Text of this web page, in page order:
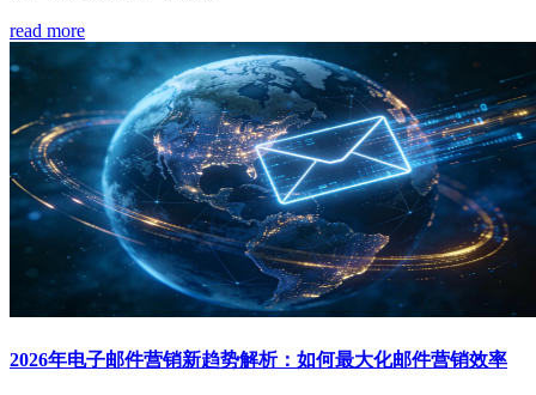
read more
2026年电子邮件营销新趋势解析：如何最大化邮件营销效率